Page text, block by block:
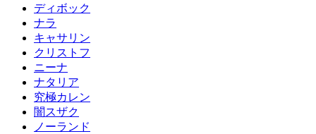
ディボック
ナラ
キャサリン
クリストフ
ニーナ
ナタリア
究極カレン
闇スザク
ノーランド